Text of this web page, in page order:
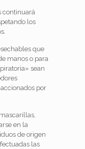
continuará
los
que
manos o para
sean
por
en la
de origen
las